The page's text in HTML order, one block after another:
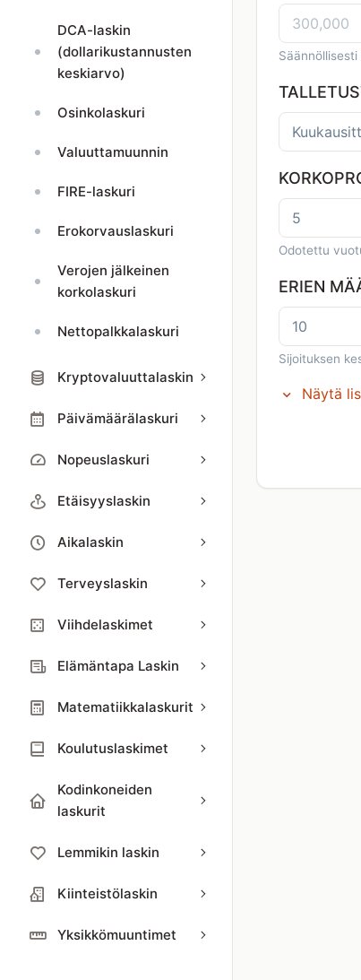
DCA-laskin
(dollarikustannusten
keskiarvo)
Osinkolaskuri
Valuuttamuunnin
FIRE-laskuri
Erokorvauslaskuri
Verojen jälkeinen
korkolaskuri
Nettopalkkalaskuri
Kryptovaluuttalaskin
Päivämäärälaskuri
Nopeuslaskuri
Etäisyyslaskin
Aikalaskin
Terveyslaskin
Viihdelaskimet
Elämäntapa Laskin
Matematiikkalaskurit
Koulutuslaskimet
Kodinkoneiden
laskurit
Lemmikin laskin
Kiinteistölaskin
Yksikkömuuntimet
Odotettu
ERIEN
Sijoituksen
Näytä